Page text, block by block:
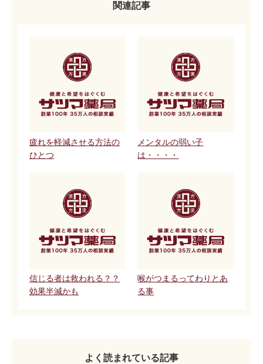
関連記事
疲れを軽減させる方法の
ひとつ
メンタルの弱い子
は・・・・
信じる者は救われる？？
効果半減かも
喉がつまるってわりとあ
る事
よく読まれている記事